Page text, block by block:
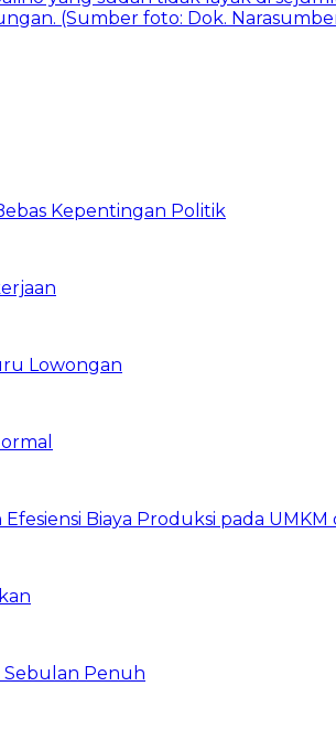
Kepentingan Politik
Lowongan
Biaya Produksi pada
Sebulan Penuh